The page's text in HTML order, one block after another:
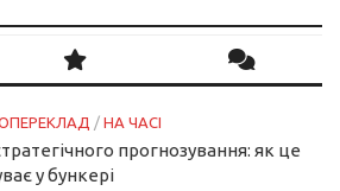
/ НА ЧАСІ
прогнозування: як це
у бункері